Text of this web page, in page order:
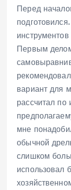
Перед
Первым
вариант для
рассчитал по
мне
обычной
слишком
использовал